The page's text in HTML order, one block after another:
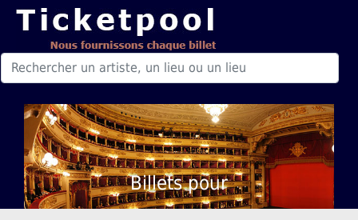
Billets pour